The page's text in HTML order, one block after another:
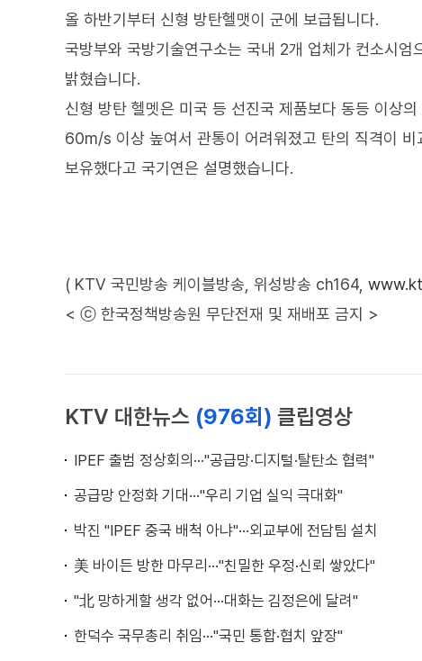
올 하반기부터 신형 방탄헬맷이 군에 보급됩니다.
국방부와 국방기술연구소는 국내 2개 업체가 컨소시
밝혔습니다.
신형 방탄 헬멧은 미국 등 선진국 제품보다 동등 이상
60m/s 이상 높여서 관통이 어려워졌고 탄의 직격이
보유했다고 국기연은 설명했습니다.
( KTV 국민방송 케이블방송, 위성방송 ch164,
< ⓒ 한국정책방송원 무단전재 및 재배포 금지 >
KTV 대한뉴스 (976회) 클립영상
IPEF 출범 정상회의···"공급망·디지털·탈탄소 협력"
공급망 안정화 기대···"우리 기업 실익 극대화"
박진 "IPEF 중국 배척 아냐"···외교부에 전담팀 설치
美 바이든 방한 마무리···"친밀한 우정·신뢰 쌓았다"
"北 망하게할 생각 없어···대화는 김정은에 달려"
한덕수 국무총리 취임···"국민 통합·협치 앞장"